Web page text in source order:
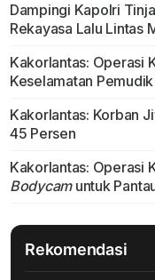
Dampingi Kapolri
Rekayasa Lalu Lintas
Kakorlantas: Operasi
Keselamatan Pemudik
Kakorlantas: Korban
45 Persen
Kakorlantas: Operasi
Bodycamuntuk
Rekomendasi